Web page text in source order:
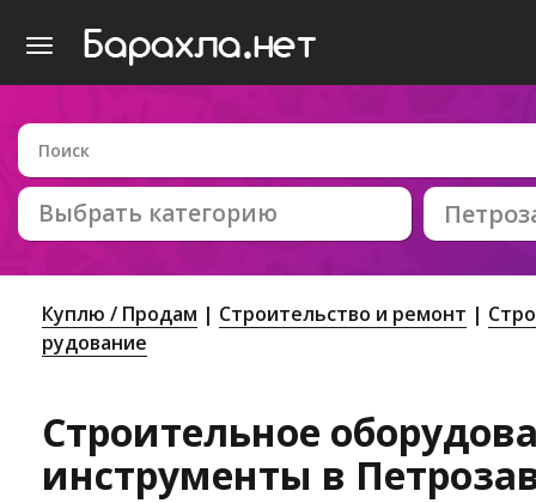
Выбрать категорию
Куплю / Продам Строительство и ремонт
рудование
Строительное
инструменты в